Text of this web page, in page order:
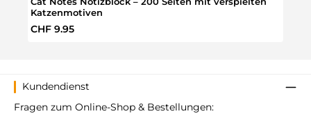
Katzenmotiven
Regulärer Preis:
CHF 9.95
Kundendienst
Fragen zum Online-Shop & Bestellungen: